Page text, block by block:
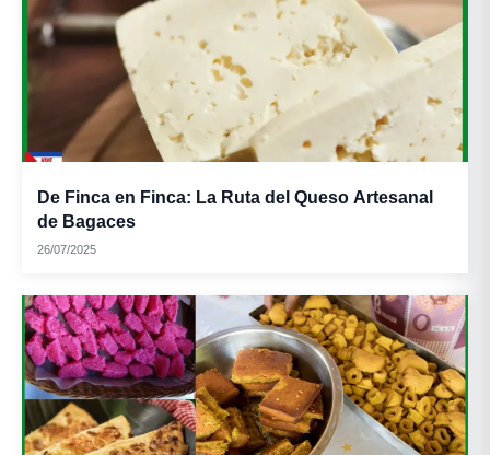
De Finca en Finca: La Ruta del Queso Artesanal
de Bagaces
26/07/2025